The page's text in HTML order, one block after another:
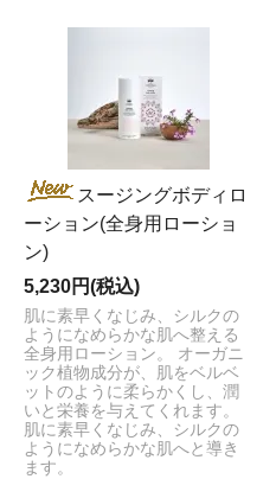
スージングボディロ
ーション(全身用ローショ
ン)
5,230円(税込)
肌に素早くなじみ、シルクの
ようになめらかな肌へ整える
全身用ローション。 オーガニ
ック植物成分が、肌をベルベ
ットのように柔らかくし、潤
いと栄養を与えてくれます。
肌に素早くなじみ、シルクの
ようになめらかな肌へと導き
ます。